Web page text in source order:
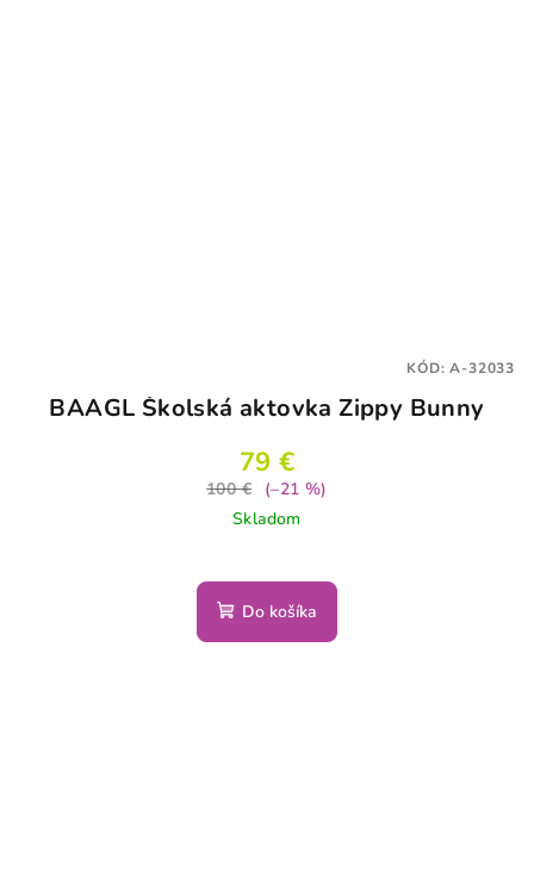
BAAGL Školská aktovka Zippy Bunny
79 €
100 €
(–21 %)
Skladom
Do košíka
KÓD:A-32033